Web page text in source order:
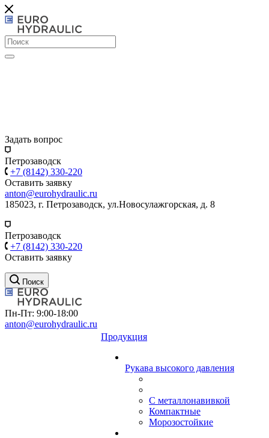
Задать вопрос
Петрозаводск
+7 (8142) 330-220
Оставить заявку
anton@eurohydraulic.ru
185023, г. Петрозаводск, ул.Новосулажгорская, д. 8
Петрозаводск
+7 (8142) 330-220
Оставить заявку
Поиск
Пн-Пт: 9:00-18:00
anton@eurohydraulic.ru
Продукция
Рукава высокого давления
С металлонавивкой
Компактные
Морозостойкие